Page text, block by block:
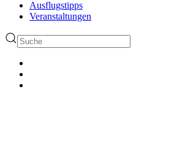
Ausflugstipps
Veranstaltungen